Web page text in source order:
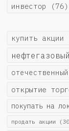
инвестор (76)
купить акции
открытие
покупать на
продать акции